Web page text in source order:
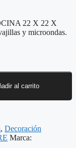
22 X 22 X
y microondas.
al carrito
, Decoración
Marca: